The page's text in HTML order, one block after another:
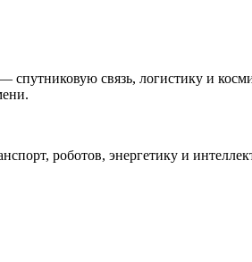
спутниковую связь, логистику и
роботов, энергетику и